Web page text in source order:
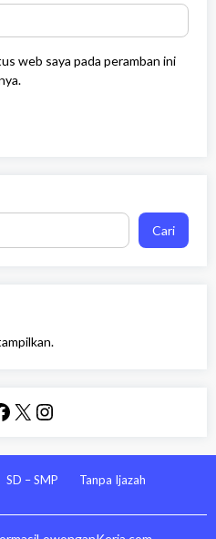
web saya pada peramban ini
Cari
X Instagram
SD – SMP Tanpa Ijazah